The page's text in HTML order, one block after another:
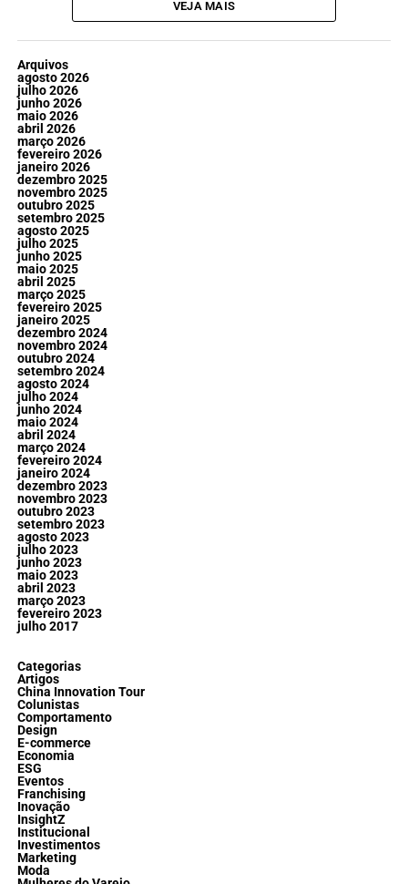
VEJA MAIS
Arquivos
agosto 2026
julho 2026
junho 2026
maio 2026
abril 2026
março 2026
fevereiro 2026
janeiro 2026
dezembro 2025
novembro 2025
outubro 2025
setembro 2025
agosto 2025
julho 2025
junho 2025
maio 2025
abril 2025
março 2025
fevereiro 2025
janeiro 2025
dezembro 2024
novembro 2024
outubro 2024
setembro 2024
agosto 2024
julho 2024
junho 2024
maio 2024
abril 2024
março 2024
fevereiro 2024
janeiro 2024
dezembro 2023
novembro 2023
outubro 2023
setembro 2023
agosto 2023
julho 2023
junho 2023
maio 2023
abril 2023
março 2023
fevereiro 2023
julho 2017
Categorias
Artigos
China Innovation Tour
Colunistas
Comportamento
Design
E-commerce
Economia
ESG
Eventos
Franchising
Inovação
InsightZ
Institucional
Investimentos
Marketing
Moda